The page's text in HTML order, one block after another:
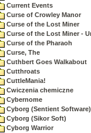
Current Events
Curse of Crowley Manor
Curse of the Lost Miner
Curse of the Lost Miner -
Curse of the Pharaoh
Curse, The
Cuthbert Goes Walkabout
Cutthroats
CuttleMania!
Cwiczenia chemiczne
Cybernome
Cyborg (Sentient Software)
Cyborg (Sikor Soft)
Cyborg Warrior